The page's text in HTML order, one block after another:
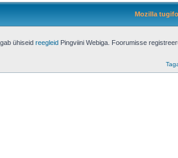
Mozilla
ühiseid reegleid Pingviini Webiga. Foorumisse